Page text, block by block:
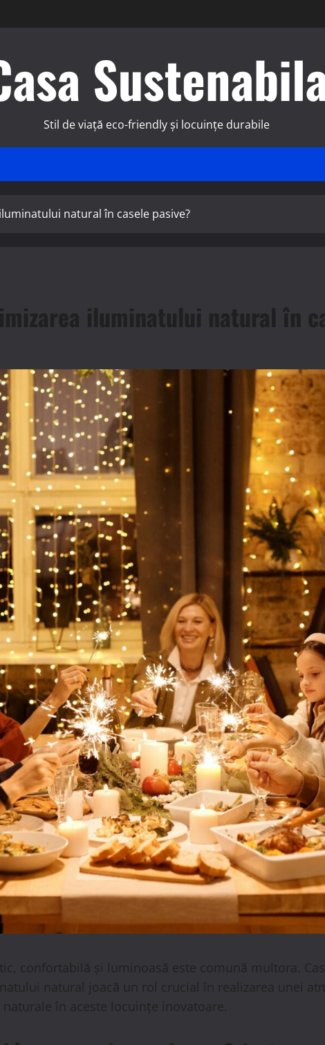
Stil de viață eco-friendly și locuințe durabile
natural în casele pasive?
iluminatului natural în
confortabilă și luminoasă este comună multora.
natural joacă un rol crucial în realizarea unei
în aceste locuințe inovatoare.